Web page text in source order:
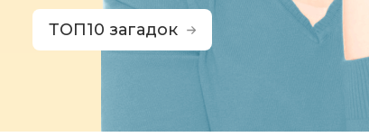
ТОП10 загадок